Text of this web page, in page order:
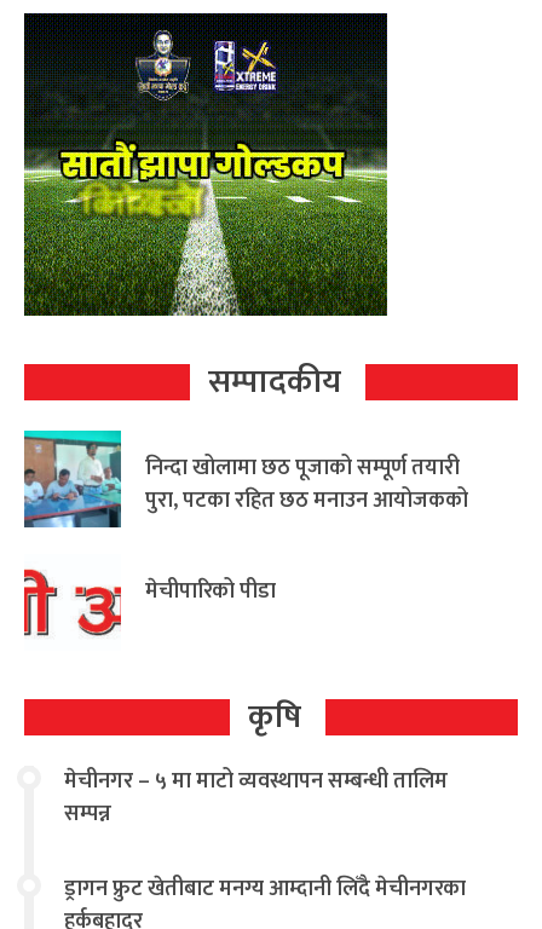
सम्पादकीय
निन्दा खोलामा छठ पूजाको सम्पूर्ण तयारी
पुरा, पटका रहित छठ मनाउन आयोजकको
मेचीपारिको पीडा
कृषि
मेचीनगर – ५ मा माटो व्यवस्थापन सम्बन्धी तालिम
सम्पन्न
ड्रागन फ्रुट खेतीबाट मनग्य आम्दानी लिँदै मेचीनगरका